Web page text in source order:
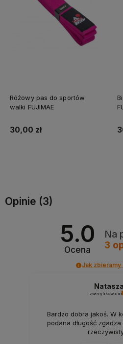
Różowy pas do sportów
walki FUJIMAE
30,00 zł
Opinie (3)
5.0
Ocena
Na
3
Jak zbieramy
Natasza
zweryfikowano
Bardzo dobra jakoś. W
podana długość